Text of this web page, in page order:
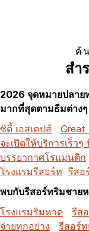
ค้
สำ
2026 จุดหมายปลา
มากที่สุดตามธีมต่างๆ
ซิตี้ เอสเคปส์
Great
จะเปิดให้บริการเร็วๆ
บรรยากาศโรแมนติก
โรงแรมรีสอร์ท รีสอ
พบกับรีสอร์ทริมชาย
โรงแรมริมหาด
รีส
จ่ายทุกอย่าง
รีสอร์